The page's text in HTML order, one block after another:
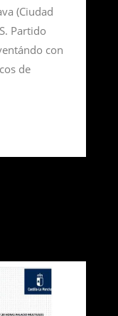
(Ciudad
Partido
con
de